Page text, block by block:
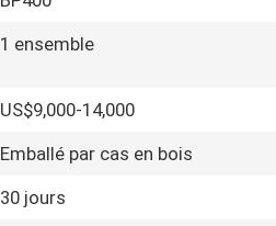
1 ensemble
US$9,000-14,000
Emballé par cas en bois
30 jours